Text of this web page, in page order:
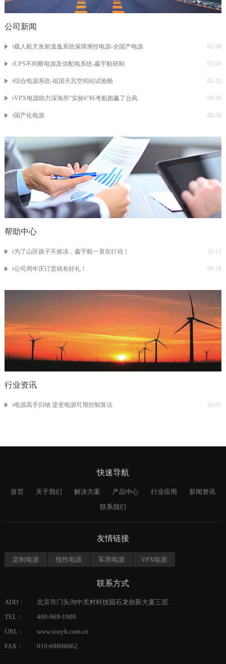
公司新闻
载人航天发射逃逸系统保障测控电源-全国产电源 02-08
UPS不间断电源及供配电系统-鑫宇航研制 02-08
综合电源系统-祖国天宫空间站试验舱 01-10
VPX电源助力深海所“实验6”科考船跑赢了台风 09-16
国产化电源 08-30
帮助中心
为了山区孩子不挨冻，鑫宇航一直在行动！ 10-17
公司周年庆订货就有好礼！ 09-18
行业资讯
电源高手归纳 逆变电源可用控制算法 10-01
快速导航
首页 关于我们 解决方案 产品中心 行业应用
新闻资讯
联系我们
友情链接
定制电源 线性电源 军用电源 VPX电源
联系方式
ADD：
北京市门头沟中关村科技园石龙创新大厦三层.
TEL：
400-969-1900
URL：
www.xinyh.com.cn
FAX：
010-69806062